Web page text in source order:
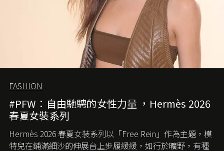
FASHION
#PFW：自由馳騁的女性力量 ，Hermès 2026
春夏女裝系列
Hermès 2026 春夏女裝系列以「Free Rein」作為主題，模
特兒在鋪滿細沙的伸展台上步履緩緩，如行於曠野，有種